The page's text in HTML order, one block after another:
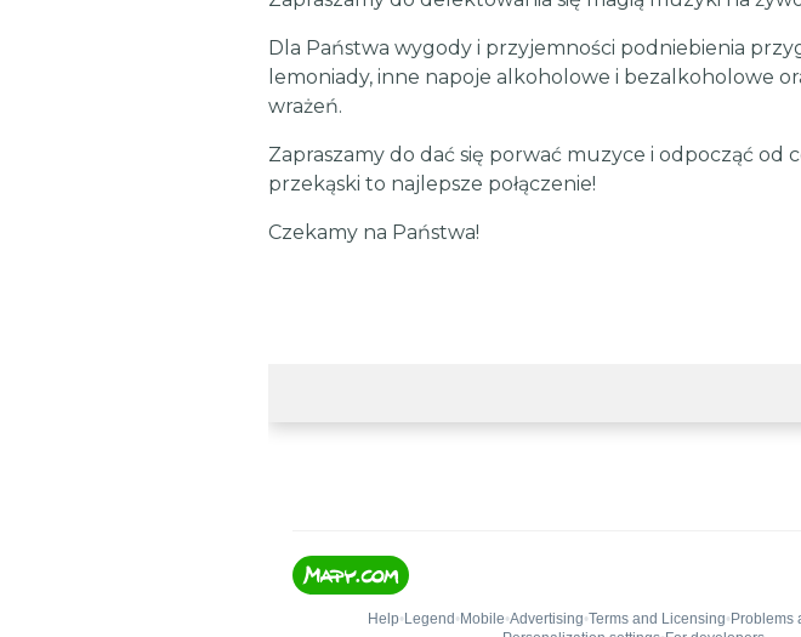
Dla Państwa wygody i przyjemności podniebienia
lemoniady, inne napoje alkoholowe i bezalkoholowe
wrażeń.
Zapraszamy do dać się porwać muzyce i odpocząć od
przekąski to najlepsze połączenie!
Czekamy na Państwa!